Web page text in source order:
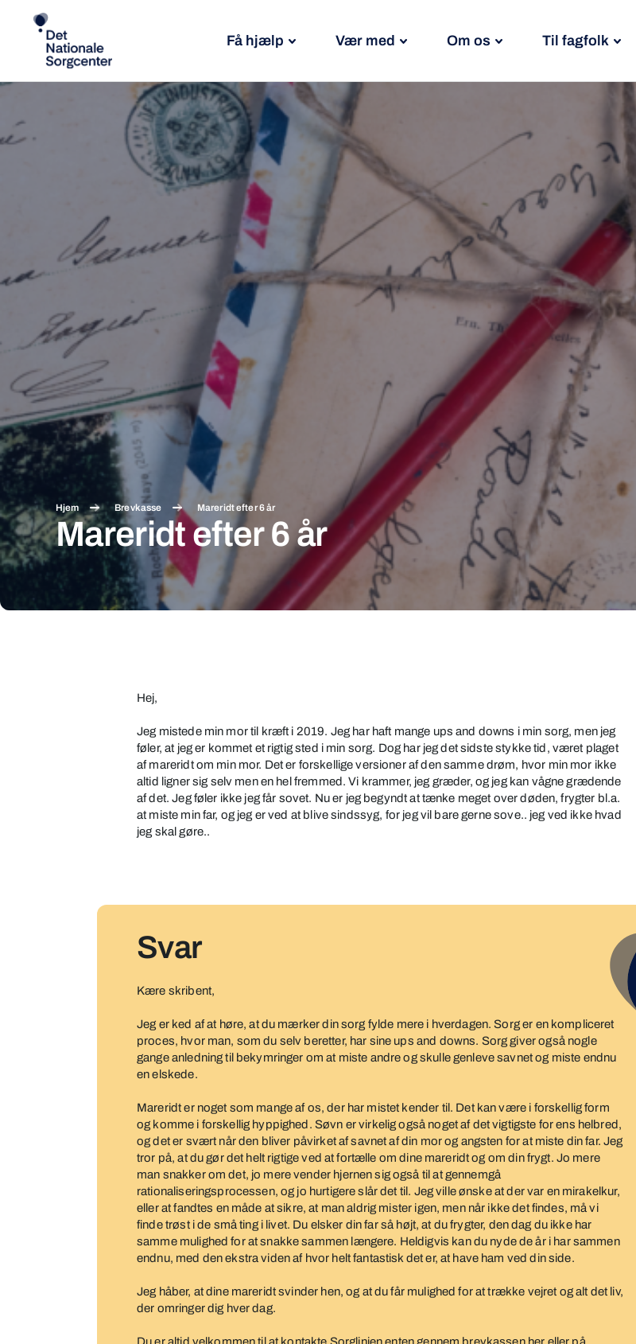
Få hjælp Vær med Om os Til fagfolk
efter:
Hjem Brevkasse Mareridt efter 6 år
Mareridt efter 6 år
Hej,
Jeg mistede min mor til kræft i 2019. Jeg har haft mange ups and downs i min sorg, men jeg
føler, at jeg er kommet et rigtig sted i min sorg. Dog har jeg det sidste stykke tid, været plaget
af mareridt om min mor. Det er forskellige versioner af den samme drøm, hvor min mor ikke
altid ligner sig selv men en hel fremmed. Vi krammer, jeg græder, og jeg kan vågne grædende
af det. Jeg føler ikke jeg får sovet. Nu er jeg begyndt at tænke meget over døden, frygter bl.a.
at miste min far, og jeg er ved at blive sindssyg, for jeg vil bare gerne sove.. jeg ved ikke hvad
jeg skal gøre..
Svar
Kære skribent,
Jeg er ked af at høre, at du mærker din sorg fylde mere i hverdagen. Sorg er en kompliceret
proces, hvor man, som du selv beretter, har sine ups and downs. Sorg giver også nogle
gange anledning til bekymringer om at miste andre og skulle genleve savnet og miste endnu
en elskede.
Mareridt er noget som mange af os, der har mistet kender til. Det kan være i forskellig form
og komme i forskellig hyppighed. Søvn er virkelig også noget af det vigtigste for ens helbred,
og det er svært når den bliver påvirket af savnet af din mor og angsten for at miste din far. Jeg
tror på, at du gør det helt rigtige ved at fortælle om dine mareridt og om din frygt. Jo mere
man snakker om det, jo mere vender hjernen sig også til at gennemgå
rationaliseringsprocessen, og jo hurtigere slår det til. Jeg ville ønske at der var en mirakelkur,
eller at fandtes en måde at sikre, at man aldrig mister igen, men når ikke det findes, må vi
finde trøst i de små ting i livet. Du elsker din far så højt, at du frygter, den dag du ikke har
samme mulighed for at snakke sammen længere. Heldigvis kan du nyde de år i har sammen
endnu, med den ekstra viden af hvor helt fantastisk det er, at have ham ved din side.
Jeg håber, at dine mareridt svinder hen, og at du får mulighed for at trække vejret og alt det liv,
der omringer dig hver dag.